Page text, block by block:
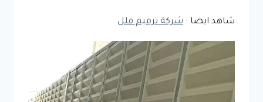
شاهد ايضا : شركة ترميم فلل